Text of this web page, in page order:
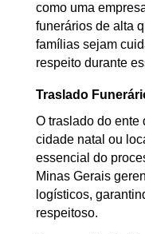
como uma
funerários de alta
famílias sejam
respeito durante
Traslado
O traslado do ente
cidade natal ou
essencial do
Minas Gerais
logísticos,
respeitoso.